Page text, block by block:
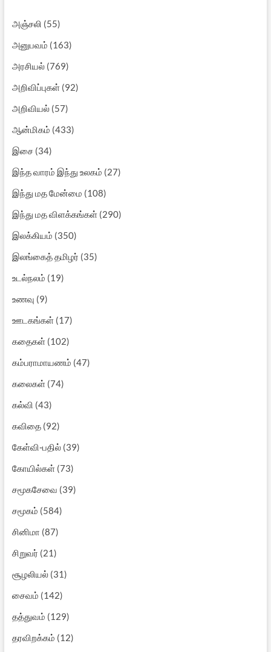
அஞ்சலி (55)
அனுபவம் (163)
அரசியல்(769)
அறிவிப்புகள்(92)
அறிவியல்(57)
ஆன்மிகம் (433)
இசை(34)
இந்த வாரம் இந்து உலகம் (27)
இந்து மத மேன்மை (108)
இந்து மத விளக்கங்கள்(290)
இலக்கியம் (350)
இலங்கைத் தமிழர் (35)
உடல்நலம் (19)
உணவு (9)
ஊடகங்கள்(17)
கதைகள்(102)
கம்பராமாயணம் (47)
கலைகள்(74)
கல்வி (43)
கவிதை(92)
கேள்வி-பதில்(39)
கோயில்கள்(73)
சமூகசேவை (39)
சமூகம் (584)
சினிமா (87)
சிறுவர் (21)
சூழலியல்(31)
சைவம் (142)
தத்துவம் (129)
தரவிறக்கம் (12)